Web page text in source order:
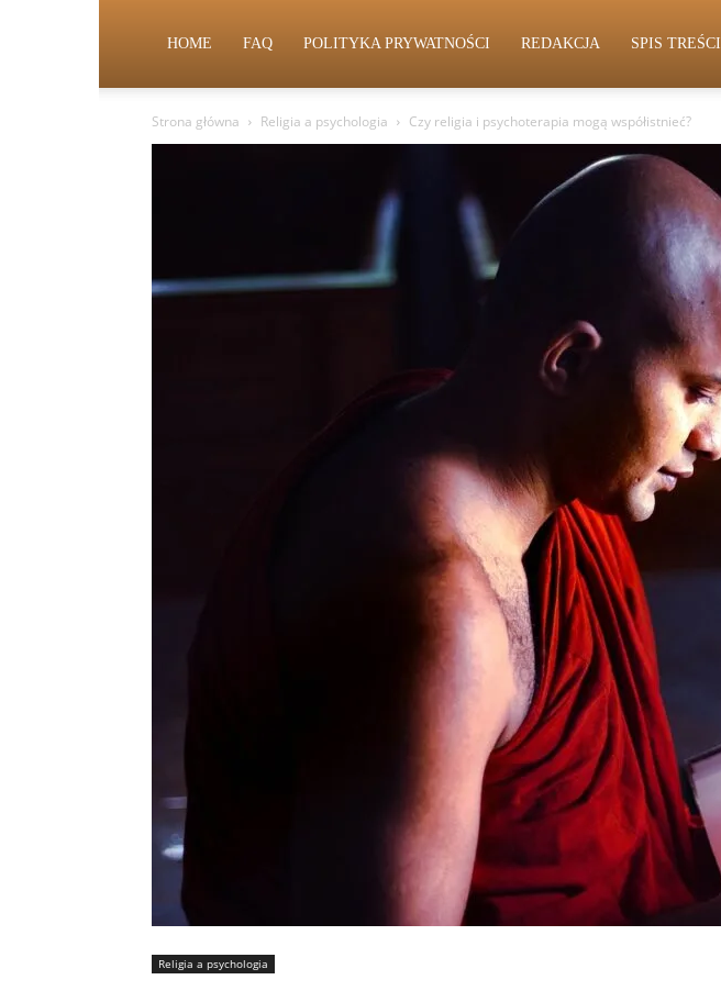
HOME FAQ POLITYKA PRYWATNOŚCI REDAKCJA SPIS TREŚCI
Strona główna Religia a psychologia Czy religia i psychoterapia mogą współistnieć?
Religia a psychologia